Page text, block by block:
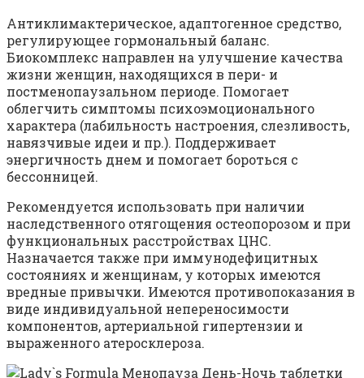
Антиклимактерическое, адаптогенное средство,
регулирующее гормональный баланс.
Биокомплекс направлен на улучшение качества
жизни женщин, находящихся в пери- и
постменопаузальном периоде. Помогает
облегчить симптомы психоэмоционального
характера (лабильность настроения, слезливость,
навязчивые идеи и пр.). Поддерживает
энергичность днем и помогает бороться с
бессонницей.
Рекомендуется использовать при наличии
наследственного отягощения остеопорозом и при
функциональных расстройствах ЦНС.
Назначается также при иммунодефицитных
состояниях и женщинам, у которых имеются
вредные привычки. Имеются противопоказания в
виде индивидуальной непереносимости
компонентов, артериальной гипертензии и
выраженного атеросклероза.